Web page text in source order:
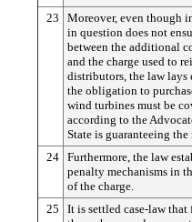
23
Moreover, even though
in question does not
between the additional
and the charge used to
distributors, the law
the obligation to
wind turbines must be
according to the
State is guaranteeing
24 Furthermore, the law
penalty mechanisms in
of the charge.
25
It is settled case-law